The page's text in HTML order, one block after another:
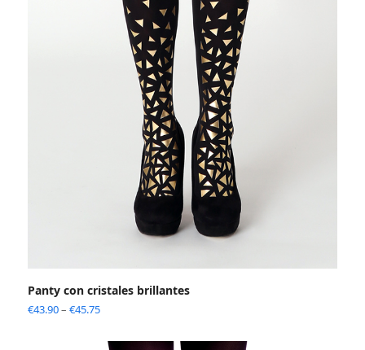
Panty con cristales brillantes
€43.90– €45.75